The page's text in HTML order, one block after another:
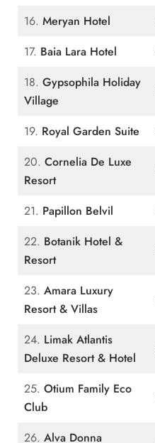
16. Meryan Hotel
17. Baia Lara Hotel
18. Gypsophila Holiday
Village
19. Royal Garden Suite
20. Cornelia De Luxe
Resort
21. Papillon Belvil
22. Botanik Hotel &
Resort
23. Amara Luxury
Resort & Villas
24. Limak Atlantis
Deluxe Resort & Hotel
25. Otium Family Eco
Club
26. Alva Donna